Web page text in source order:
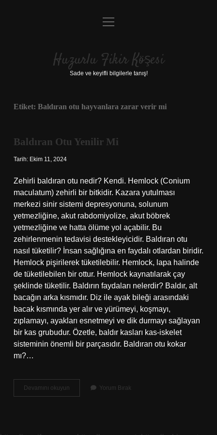
Anasayfa
Yasal Uyarı
menüyü
Huzurlu Fikir Köşesi
Sade ve keyifli bilgilerle tanış!
Etiket: Baldıran otu hayvanlara zarar verir mi
Baldıran Otu Yenilir Mi
Tarih: Ekim 11, 2024
Zehirli baldıran otu nedir? Kendi. Hemlock (Conium
maculatum) zehirli bir bitkidir. Kazara yutulması
merkezi sinir sistemi depresyonuna, solunum
yetmezliğine, akut rabdomiyolize, akut böbrek
yetmezliğine ve hatta ölüme yol açabilir. Bu
zehirlenmenin tedavisi destekleyicidir. Baldıran otu
nasıl tüketilir? İnsan sağlığına en faydalı otlardan biridir.
Hemlock pişirilerek tüketilebilir. Hemlock, lapa halinde
de tüketilebilen bir ottur. Hemlock kaynatılarak çay
şeklinde tüketilir. Baldırın faydaları nelerdir? Baldır, alt
bacağın arka kısmıdır. Diz ile ayak bileği arasındaki
bacak kısmında yer alır ve yürümeyi, koşmayı,
zıplamayı, ayakları esnetmeyi ve dik durmayı sağlayan
bir kas grubudur. Özetle, baldır kasları kas-iskelet
sisteminin önemli bir parçasıdır. Baldıran otu kokar
mı?…
Devamını okuyun Baldıran
Otu
Yorum Bırak